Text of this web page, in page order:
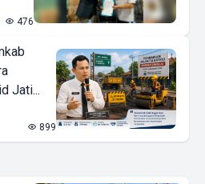
476
Jati...
899